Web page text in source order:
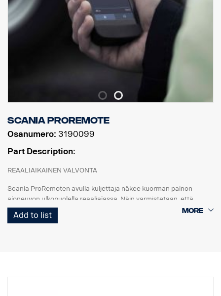
Scania ProRemote
Osanumero: 3190099
Part Description:
REAALIAIKAINEN VALVONTA
Scania ProRemoten avulla kuljettaja näkee kuorman painon
ajoneuvon ulkopuolella reaaliajassa. Näin varmistetaan, että
jokainen kuorma on täydellisesti tasapainossa ja painorajoitusten
ja alan määräysten mukainen.
Add to list